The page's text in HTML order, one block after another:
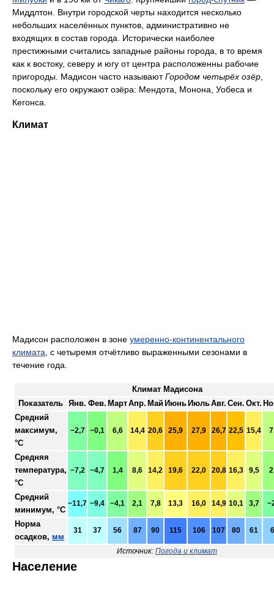
Миддлтон. Внутри городской черты находится несколько
небольших населённых пунктов, административно не
входящих в состав города. Исторически наиболее
престижными считались западные районы города, в то время
как к востоку, северу и югу от центра расположенны рабочие
пригороды. Мадисон часто называютГородом четырёх озёр
поскольку его окружают озёра: Мендота, Монона, Уобеса и
Кегонса.
Климат
Мадисон расположен в зоне умеренно-континентального
климата , с четыремя отчётливо выраженными сезонами в
течение года.
Климат Мадисона
Показатель
Янв. Фев. МартАпр. Май Июнь ИюльАвг. Сен. Окт.
Средний
максимум,
°C
−2,7 −0,1 6,6 14,4 20,6 25,9 27,9 26,7 22,5 15,4
Средняя
температура,
°C
−7,2 −4,7 1,4 8,6 14,2 19,6 22,0 20,8 16,3 9,5
Средний
минимум, °C
−11,7 −9,4 −4,1 2,1 7,8 13,3 16,0 14,9 10,1 3,7
Норма
осадков, мм
31 37 56 87 90 115 106 107 80 61
Источник: Погода и климат
Население